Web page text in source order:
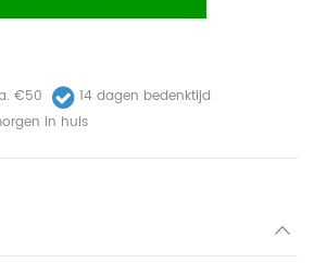
€50
14 dagen bedenktijd
in huis